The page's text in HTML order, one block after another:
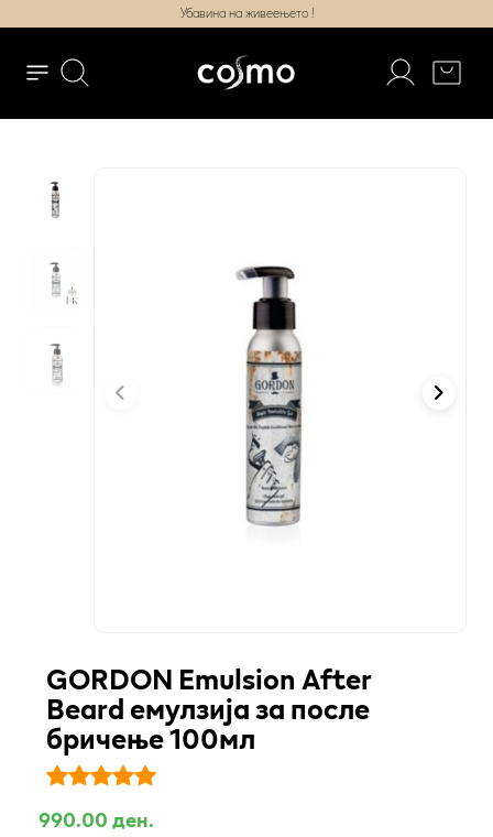
Убавина на живеењето !
GORDON Emulsion After
Beard емулзија за после
бричење 100мл
990.00 ден.